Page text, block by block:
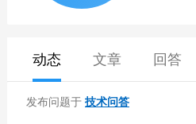
动态 文章 回答
发布问题于 技术问答